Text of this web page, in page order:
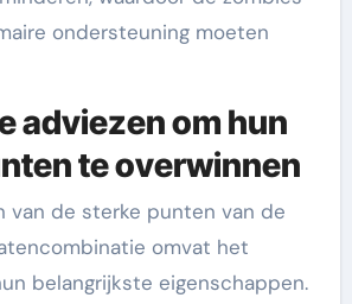
ondersteuning moeten
adviezen om hun
te overwinnen
van de sterke punten van de
omvat het
belangrijkste eigenschappen.